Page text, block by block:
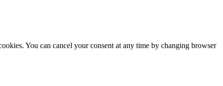
You can cancel your consent at any time by changing browser